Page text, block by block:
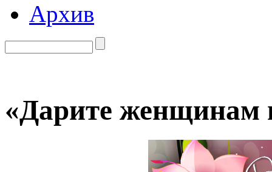
Архив
«Дарите женщинам